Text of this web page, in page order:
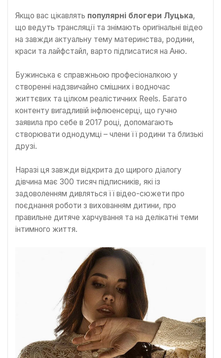
Якщо вас цікавлять популярні блогери Луцька,
що ведуть трансляції та знімають оригінальні відео
на завжди актуальну тему материнства, родини,
краси та лайфстайл, варто підписатися на Аню.
Бужинська є справжньою професіоналкою у
створенні надзвичайно смішних і водночас
життєвих та цілком реалістичних Reels. Багато
контенту вигадливій інфлюенсерці, що гучно
заявила про себе в 2017 році, допомагають
створювати однодумці – члени її родини та близькі
друзі.
Наразі ця завжди відкрита до щирого діалогу
дівчина має 300 тисяч підписників, які із
задоволенням дивляться її відео-сюжети про
поєднання роботи з вихованням дитини, про
правильне дитяче харчування та на делікатні теми
інтимного життя.